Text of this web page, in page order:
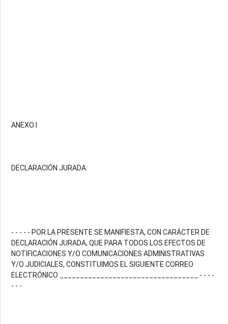
ANEXO I
DECLARACIÓN JURADA:
- - - - - POR LA PRESENTE SE MANIFIESTA, CON CARÁCTER DE
DECLARACIÓN JURADA, QUE PARA TODOS LOS EFECTOS DE
NOTIFICACIONES Y/O COMUNICACIONES ADMINISTRATIVAS
Y/O JUDICIALES, CONSTITUIMOS EL SIGUIENTE CORREO
ELECTRÓNICO __________________________________.- - - -
- - -